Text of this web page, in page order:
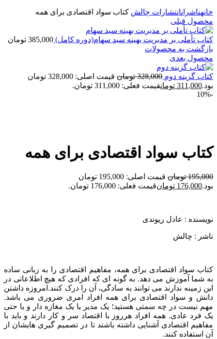
خانهناشرانانتشارات چالش کتاب سواد اقتصادی برای همه
محصول قبلی
کتاب تأملی بر مدیریت بهینه سبد سهام(دوره کامل) 385,000 تومان
بازگشت به محصولات
محصول بعدی
کتاب گزینه دوم 328,000 تومان
قیمت اصلی: 328,000 تومان
بود.311,000 تومانقیمت فعلی: 311,000 تومان.
-10%
کتاب سواد اقتصادی برای همه
195,000 تومان
قیمت اصلی: 195,000 تومان
بود.176,000 تومانقیمت فعلی: 176,000 تومان.
نویسنده : عادل ریوندی
ناشر : چالش
کتاب سواد اقتصادی برای همه، مفاهیم اقتصادی را به زبانی ساده
به شما آموزش می دهد. به گونه ای که افرادی که هیچ اطلاعاتی در
این زمینه ندارند می توانند به سادگی، آن را درک کنند.امروزه داشتن
دانش و سواد اقتصادی برای همه افراد امری ضروری می باشد.
مهم نیست در چه سمتی هستید؛ یک مدیر یا یک مغازه دار و یا حتی
یک فرد عادی. همه افراد هرروز با اقتصاد سر و کار دارند و باید با
مفاهیم اقتصادی آشنایی داشته باشند تا در تصمیم گیری هایشان از
آن استفاده کنند.